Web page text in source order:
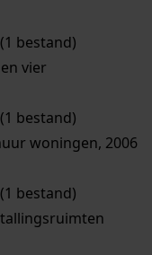
bestand)
vier
bestand)
woningen, 2006
bestand)